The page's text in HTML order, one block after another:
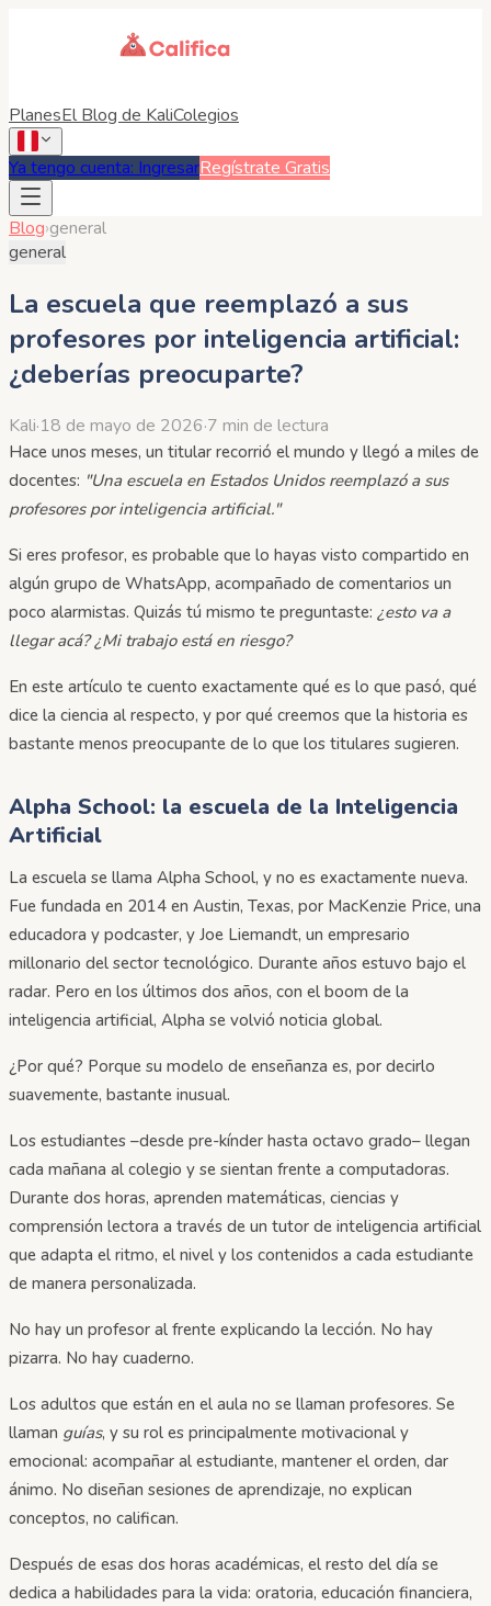
PlanesEl Blog de KaliColegios
Ya tengo cuenta: IngresarRegístrate Gratis
Blog›general
general
La escuela que reemplazó a sus
profesores por inteligencia artificial:
¿deberías preocuparte?
Kali·18 de mayo de 2026·7 min de lectura
Hace unos meses, un titular recorrió el mundo y llegó a miles de
docentes: "Una escuela en Estados Unidos reemplazó a sus
profesores por inteligencia artificial."
Si eres profesor, es probable que lo hayas visto compartido en
algún grupo de WhatsApp, acompañado de comentarios un
poco alarmistas. Quizás tú mismo te preguntaste: ¿esto va a
llegar acá? ¿Mi trabajo está en riesgo?
En este artículo te cuento exactamente qué es lo que pasó, qué
dice la ciencia al respecto, y por qué creemos que la historia es
bastante menos preocupante de lo que los titulares sugieren.
Alpha School: la escuela de la Inteligencia
Artificial
La escuela se llama Alpha School, y no es exactamente nueva.
Fue fundada en 2014 en Austin, Texas, por MacKenzie Price, una
educadora y podcaster, y Joe Liemandt, un empresario
millonario del sector tecnológico. Durante años estuvo bajo el
radar. Pero en los últimos dos años, con el boom de la
inteligencia artificial, Alpha se volvió noticia global.
¿Por qué? Porque su modelo de enseñanza es, por decirlo
suavemente, bastante inusual.
Los estudiantes –desde pre-kínder hasta octavo grado– llegan
cada mañana al colegio y se sientan frente a computadoras.
Durante dos horas, aprenden matemáticas, ciencias y
comprensión lectora a través de un tutor de inteligencia artificial
que adapta el ritmo, el nivel y los contenidos a cada estudiante
de manera personalizada.
No hay un profesor al frente explicando la lección. No hay
pizarra. No hay cuaderno.
Los adultos que están en el aula no se llaman profesores. Se
llaman guías, y su rol es principalmente motivacional y
emocional: acompañar al estudiante, mantener el orden, dar
ánimo. No diseñan sesiones de aprendizaje, no explican
conceptos, no califican.
Después de esas dos horas académicas, el resto del día se
dedica a habilidades para la vida: oratoria, educación financiera,